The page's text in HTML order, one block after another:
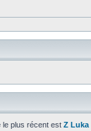
le plus récent est Z Luka